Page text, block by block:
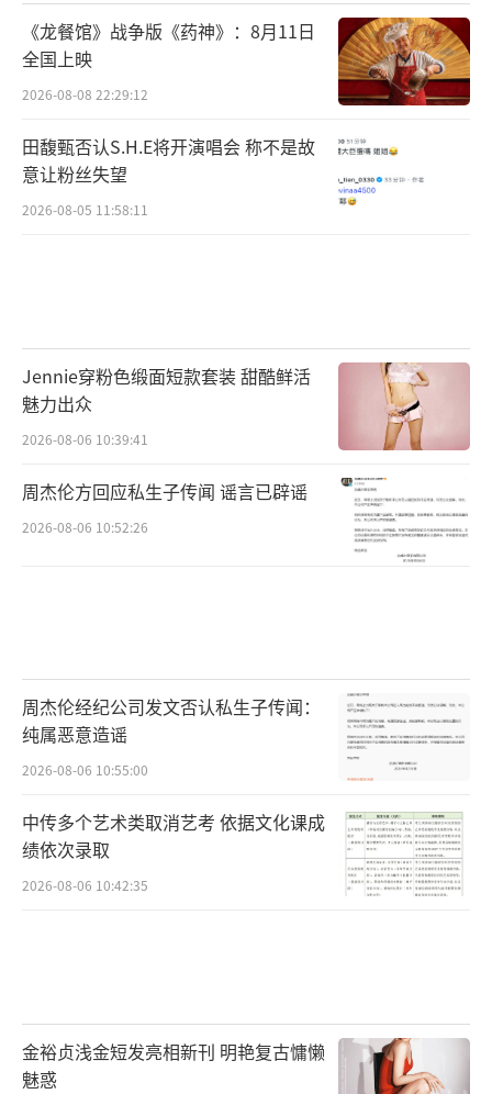
《龙餐馆》战争版《药神》：8月11日
全国上映
2026-08-08 22:29:12
田馥甄否认S.H.E将开演唱会 称不是故
意让粉丝失望
2026-08-05 11:58:11
Jennie穿粉色缎面短款套装 甜酷鲜活
魅力出众
2026-08-06 10:39:41
周杰伦方回应私生子传闻 谣言已辟谣
2026-08-06 10:52:26
周杰伦经纪公司发文否认私生子传闻：
纯属恶意造谣
2026-08-06 10:55:00
中传多个艺术类取消艺考 依据文化课成
绩依次录取
2026-08-06 10:42:35
金裕贞浅金短发亮相新刊 明艳复古慵懒
魅惑